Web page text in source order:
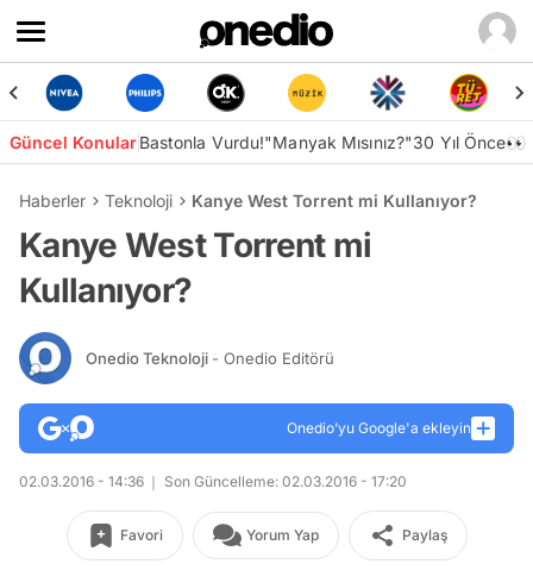
Güncel KonularBastonla Vurdu!"Manyak Mısınız?"30 Yıl Önce👀
Haberler Teknoloji Kanye West Torrent mi Kullanıyor?
Kanye West Torrent mi
Kullanıyor?
Onedio Teknoloji - Onedio Editörü
Onedio’yu Google'a ekleyin
02.03.2016 - 14:36 Son Güncelleme: 02.03.2016 - 17:20
Favori Yorum Yap Paylaş